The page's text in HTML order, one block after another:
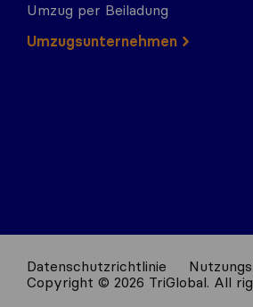
Umzug per Beiladung
Umzugs​​unternehmen
Datenschutzrichtlinie
Copyright © 2026 TriGlobal. All